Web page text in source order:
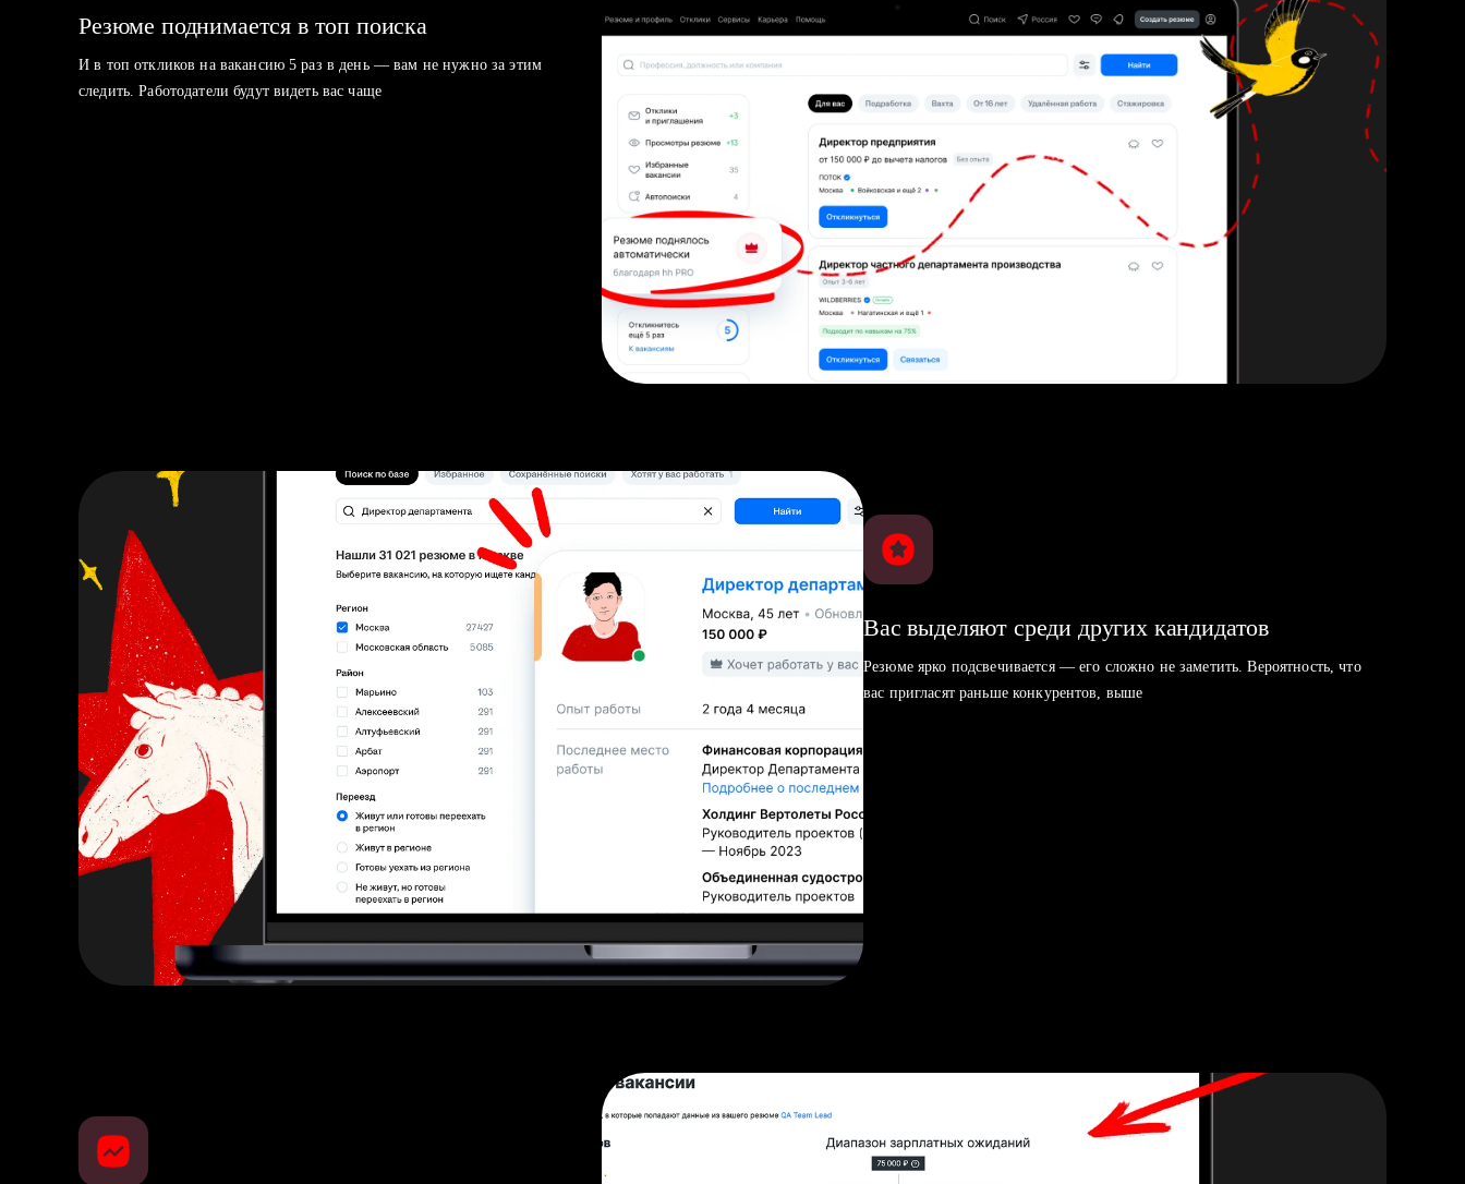
Резюме поднимается в топ поиска
И в топ откликов на вакансию 5 раз в день — вам не нужно за этим
следить. Работодатели будут видеть вас чаще
Вас выделяют среди других кандидатов
Резюме ярко подсвечивается — его сложно не заметить. Вероятность, что
вас пригласят раньше конкурентов, выше